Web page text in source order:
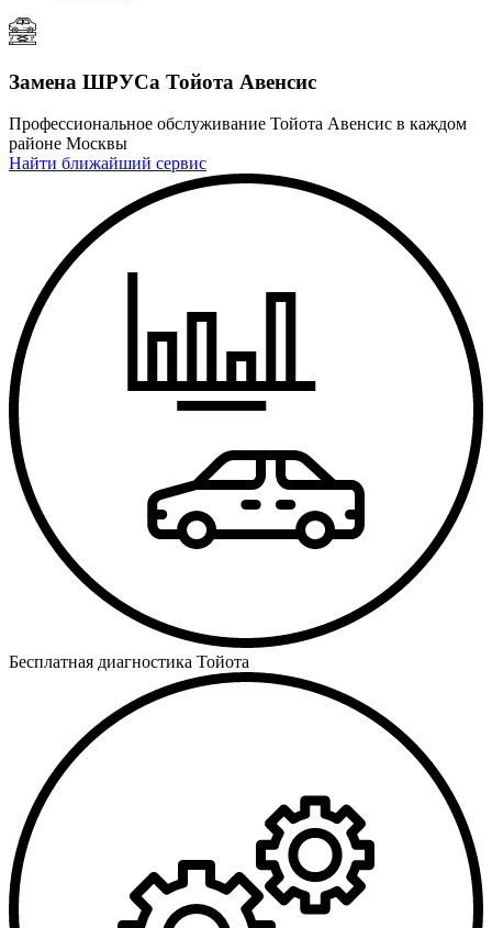
Замена ШРУСа Тойота Авенсис
Профессиональное обслуживание Тойота Авенсис в каждом
районе Москвы
Найти ближайший сервис
Бесплатная диагностика Тойота